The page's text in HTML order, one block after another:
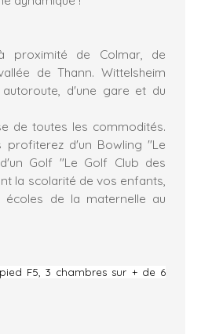
proximité de Colmar, de
de Thann. Wittelsheim
d'une gare et du
de toutes les commodités.
profiterez d'un Bowling "Le
Golf "Le Golf Club des
la scolarité de vos enfants,
de la maternelle au
F5, 3 chambres sur + de 6